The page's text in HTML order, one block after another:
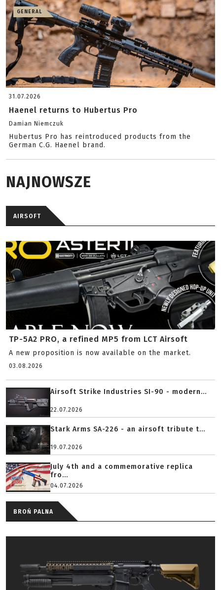
GENERAL
31.07.2026
Haenel returns to Hubertus Pro
Damian Niemczuk
Hubertus Pro has reintroduced products from the
German C.G. Haenel brand.
NAJNOWSZE
AIRSOFT
TP-5A2 PRO, a refined MP5 from LCT Airsoft
A new proposition is now available on the market.
03.08.2026
Airsoft Strike Industries SI-90 - modern...
22.07.2026
Stark Arms SA-226 - an airsoft tribute t...
19.07.2026
July 4th and a commemorative replica
fro...
04.07.2026
BROŃ PALNA